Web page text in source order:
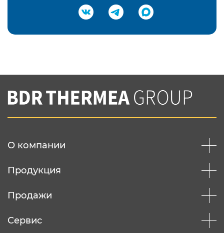
Подтвердить e-mail
Вы соглашаетесь с нашей политикой
конфеденциальности
О компании
Продукция
Продажи
Сервис